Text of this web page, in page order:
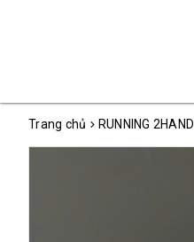
Trang chủ RUNNING 2HAND